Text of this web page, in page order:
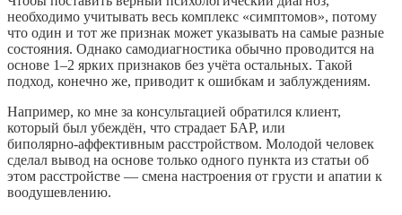
необходимо учитывать весь комплекс «симптомов», потому
что один и тот же признак может указывать на самые разные
состояния. Однако самодиагностика обычно проводится на
основе 1–2 ярких признаков без учёта остальных. Такой
подход, конечно же, приводит к ошибкам и заблуждениям.
Например, ко мне за консультацией обратился клиент,
который был убеждён, что страдает БАР, или
биполярно‑аффективным расстройством. Молодой человек
сделал вывод на основе только одного пункта из статьи об
этом расстройстве — смена настроения от грусти и апатии к
воодушевлению.